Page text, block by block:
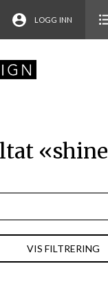
LOGG INN
«shine
VIS FILTRERING